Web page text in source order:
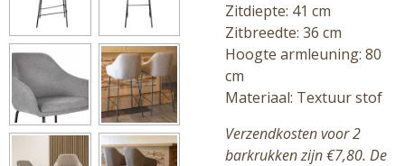
Zitdiepte: 41 cm
Zitbreedte: 36 cm
Hoogte armleuning: 80
cm
Materiaal: Textuur stof
Verzendkosten voor 2
barkrukken zijn €7,80. De